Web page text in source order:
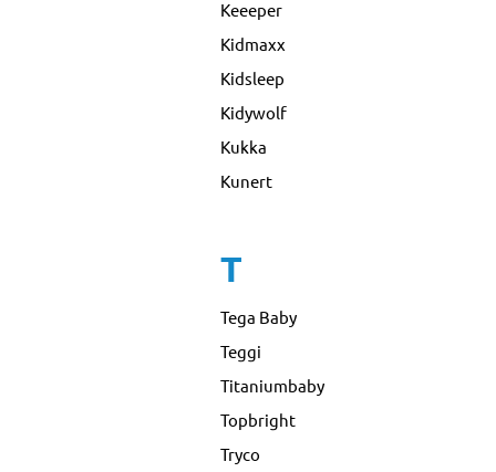
Keeeper
Kidmaxx
Kidsleep
Kidywolf
Kukka
Kunert
T
Tega Baby
Teggi
Titaniumbaby
Topbright
Tryco